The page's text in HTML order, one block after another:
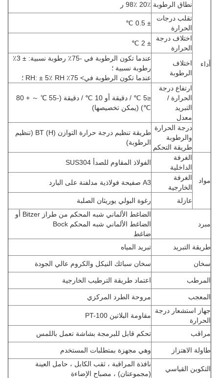
أداء
نطاق الرطوبة 20٪ 98٪ ر
تقلب درجات
الحرارة
± 0.5 ℃
اختلاف درجة
الحرارة
± 2 ℃
اختلاف
الرطوبة
عندما تكون الرطوبة في -75٪ رطوبة نسبية: ± 3٪
رطوبة نسبية ؛
عندما تكون الرطوبة في> 75٪ RH: ± 5٪ RH ؛
ارتفاع درجة
الحرارة /
التبريد
معدل
≤5 ℃ / دقيقة أو 10 ℃ / دقيقة (-55 ℃ ～ + 80
℃) (يمكن تخصيصها)
درجة الحرارة
والرطوبة
طريقة التحكم
طريقة تنظيم درجة حرارة التوازن BT (H) (تنظيم
الرطوبة)
مواد
الغرفة
الداخلية
الفولاذ المقاوم للصدأ SUS304
الغرفة
الخارجية
A3 صفيحة فولاذية مدلفنة على البارد
عازلة رغوة البولي يوريثان الصلبة
مبرد
الضاغط الألماني شبه المحكم من طراز Bitzer أو
الضاغط الألماني شبه المحكم Bock
ضاغط
طريقة التبريد
تبريد المياه
سخان سخان سبائك النيكل والكروم عالي الجودة
المرطب اعتماد طريقة الترطيب الخارجية
المعجب
مروحة الطرد المركزي
جهاز استشعار درجة
الحرارة
مقاومة البلاتين PT-100
مراقب تحكم قابل للبرمجة بشاشة تعمل باللمس
طاولة الاهتزاز وهي مجهزة بمتطلبات المستخدم
التكوين القياسي
نافذة المراقبة ، ثقب الكابل ، حامل العينة
(مجموعتان) ، مصباح الإضاءة